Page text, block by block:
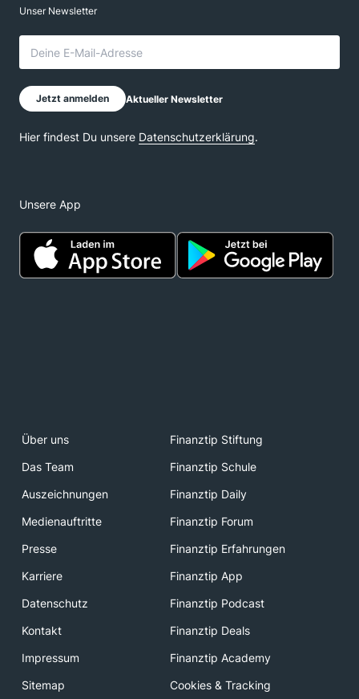
Unsere App
Über uns
Finanztip Stiftung
Das Team
Finanztip Schule
Auszeichnungen
Finanztip Daily
Medienauftritte
Finanztip Forum
Presse
Finanztip Erfahrungen
Karriere
Finanztip App
Datenschutz
Finanztip Podcast
Kontakt
Finanztip Deals
Impressum
Finanztip Academy
Sitemap
Cookies & Tracking